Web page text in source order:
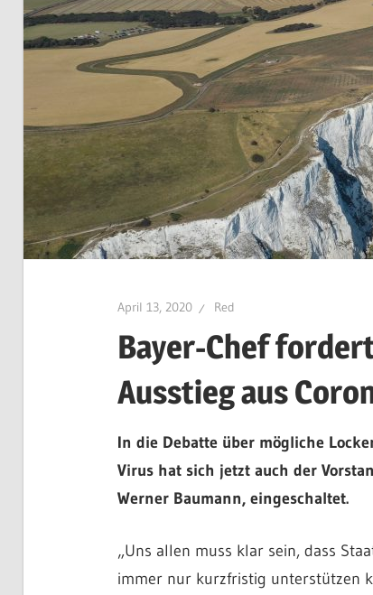
April 13, 2020 Red
Bayer-Chef
Ausstieg aus
In die Debatte über mögliche
Virus hat sich jetzt auch der
Werner Baumann, eingeschaltet.
„Uns allen muss klar sein, dass
immer nur kurzfristig unterstützen